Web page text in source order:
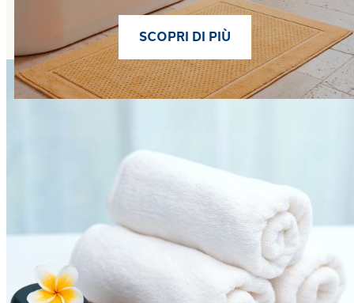
SCOPRI DI PIÙ